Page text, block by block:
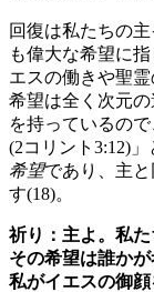
回復は私たちの
も偉大な希望に
エスの働きや聖
希望は全く次元
を持っているの
(2コリント3:12)
希望であり、主
す(18)。
祈り：主よ。私
その希望は誰か
私がイエスの御